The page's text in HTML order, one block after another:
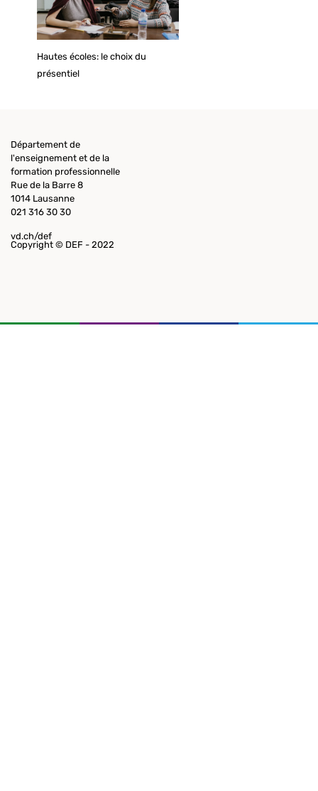
Hautes écoles: le choix du
présentiel
Département de
l'enseignement et de la
formation professionnelle
Rue de la Barre 8
1014 Lausanne
021 316 30 30
vd.ch/def
Copyright © DEF - 2022